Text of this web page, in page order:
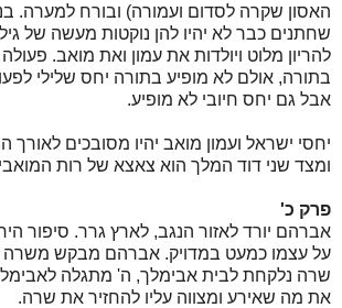
האסון שקרה לסדום ועמורה) ובורח למערה.
שחתנים כבר לא יהיו להן נוקטות מעשה של
להריון מלוט ויולדות את עמון ואת מואב.
בתורה, אולם לא מופיע בתורה יחס שלילי
אבל גם יחס חיובי לא מופיע.
יחסי ישראל ועמון מואב יהיו מסובכים
ומצד שני דוד המלך הוא צאצא של רות
פרק כ'
אברהם יורד לאזור הנגב, לארץ גרר. סיפור
על עצמו כמעט במדויק. אברהם מבקש משרה
שרה נלקחת לבית אבימלך, ה' מתגלה
את מה שאירע ומצווה עליו להחזיר את שרה.